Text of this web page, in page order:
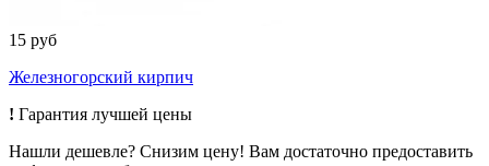
15 руб
Железногорский кирпич
! Гарантия лучшей цены
Нашли дешевле? Снизим цену! Вам достаточно предоставить